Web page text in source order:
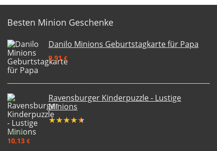
Besten Minion Geschenke
Danilo Minions Geburtstagkarte für Papa
9,91€
Ravensburger Kinderpuzzle - Lustige
Minions
★★★★★
12,99€
10,13 €